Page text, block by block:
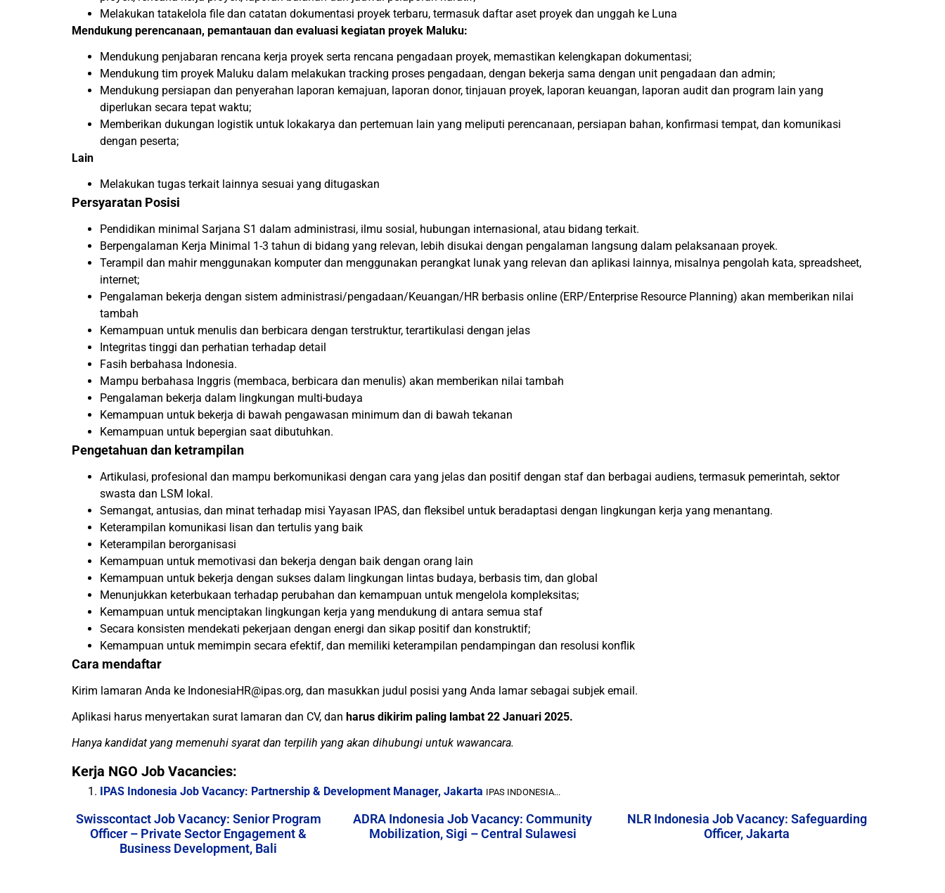
Melakukan tatakelola file dan catatan dokumentasi proyek terbaru, termasuk daftar aset proyek dan unggah ke Luna
Mendukung perencanaan, pemantauan dan evaluasi kegiatan proyek Maluku:
Mendukung penjabaran rencana kerja proyek serta rencana pengadaan proyek, memastikan kelengkapan dokumentasi;
Mendukung tim proyek Maluku dalam melakukan tracking proses pengadaan, dengan bekerja sama dengan unit pengadaan dan admin;
Mendukung persiapan dan penyerahan laporan kemajuan, laporan donor, tinjauan proyek, laporan keuangan, laporan audit dan program lain yang
diperlukan secara tepat waktu;
Memberikan dukungan logistik untuk lokakarya dan pertemuan lain yang meliputi perencanaan, persiapan bahan, konfirmasi tempat, dan komunikasi
dengan peserta;
Lain
Melakukan tugas terkait lainnya sesuai yang ditugaskan
Persyaratan Posisi
Pendidikan minimal Sarjana S1 dalam administrasi, ilmu sosial, hubungan internasional, atau bidang terkait.
Berpengalaman Kerja Minimal 1-3 tahun di bidang yang relevan, lebih disukai dengan pengalaman langsung dalam pelaksanaan proyek.
Terampil dan mahir menggunakan komputer dan menggunakan perangkat lunak yang relevan dan aplikasi lainnya, misalnya pengolah kata, spreadsheet,
internet;
Pengalaman bekerja dengan sistem administrasi/pengadaan/Keuangan/HR berbasis online (ERP/Enterprise Resource Planning) akan memberikan nilai
tambah
Kemampuan untuk menulis dan berbicara dengan terstruktur, terartikulasi dengan jelas
Integritas tinggi dan perhatian terhadap detail
Fasih berbahasa Indonesia.
Mampu berbahasa Inggris (membaca, berbicara dan menulis) akan memberikan nilai tambah
Pengalaman bekerja dalam lingkungan multi-budaya
Kemampuan untuk bekerja di bawah pengawasan minimum dan di bawah tekanan
Kemampuan untuk bepergian saat dibutuhkan.
Pengetahuan dan ketrampilan
Artikulasi, profesional dan mampu berkomunikasi dengan cara yang jelas dan positif dengan staf dan berbagai audiens, termasuk pemerintah, sektor
swasta dan LSM lokal.
Semangat, antusias, dan minat terhadap misi Yayasan IPAS, dan fleksibel untuk beradaptasi dengan lingkungan kerja yang menantang.
Keterampilan komunikasi lisan dan tertulis yang baik
Keterampilan berorganisasi
Kemampuan untuk memotivasi dan bekerja dengan baik dengan orang lain
Kemampuan untuk bekerja dengan sukses dalam lingkungan lintas budaya, berbasis tim, dan global
Menunjukkan keterbukaan terhadap perubahan dan kemampuan untuk mengelola kompleksitas;
Kemampuan untuk menciptakan lingkungan kerja yang mendukung di antara semua staf
Secara konsisten mendekati pekerjaan dengan energi dan sikap positif dan konstruktif;
Kemampuan untuk memimpin secara efektif, dan memiliki keterampilan pendampingan dan resolusi konflik
Cara mendaftar
Kirim lamaran Anda ke IndonesiaHR@ipas.org, dan masukkan judul posisi yang Anda lamar sebagai subjek email.
Aplikasi harus menyertakan surat lamaran dan CV, dan harus dikirim paling lambat 22 Januari 2025.
Hanya kandidat yang memenuhi syarat dan terpilih yang akan dihubungi untuk wawancara.
Kerja NGO Job Vacancies:
IPAS Indonesia Job Vacancy: Partnership & Development Manager, Jakarta IPAS INDONESIA...
Swisscontact Job Vacancy: Senior Program
Officer – Private Sector Engagement &
Business Development, Bali
ADRA Indonesia Job Vacancy: Community
Mobilization, Sigi – Central Sulawesi
NLR Indonesia Job Vacancy: Safeguarding
Officer, Jakarta